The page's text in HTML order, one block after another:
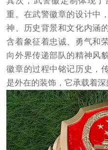
重。在武警徽章的设计中
神、历史背景和文化内涵
含着象征着忠诚、勇气和
向外界传递部队的精神风
徽章的过程中铭记历史，
是外在的装饰，它承载着深